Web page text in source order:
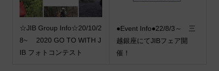
☆JIB Group Info☆20/10/2
8~ 2020 GO TO WITH J
IB フォトコンテスト
●Event Info●22/8/3～ 三
越銀座にてJIBフェア開
催！